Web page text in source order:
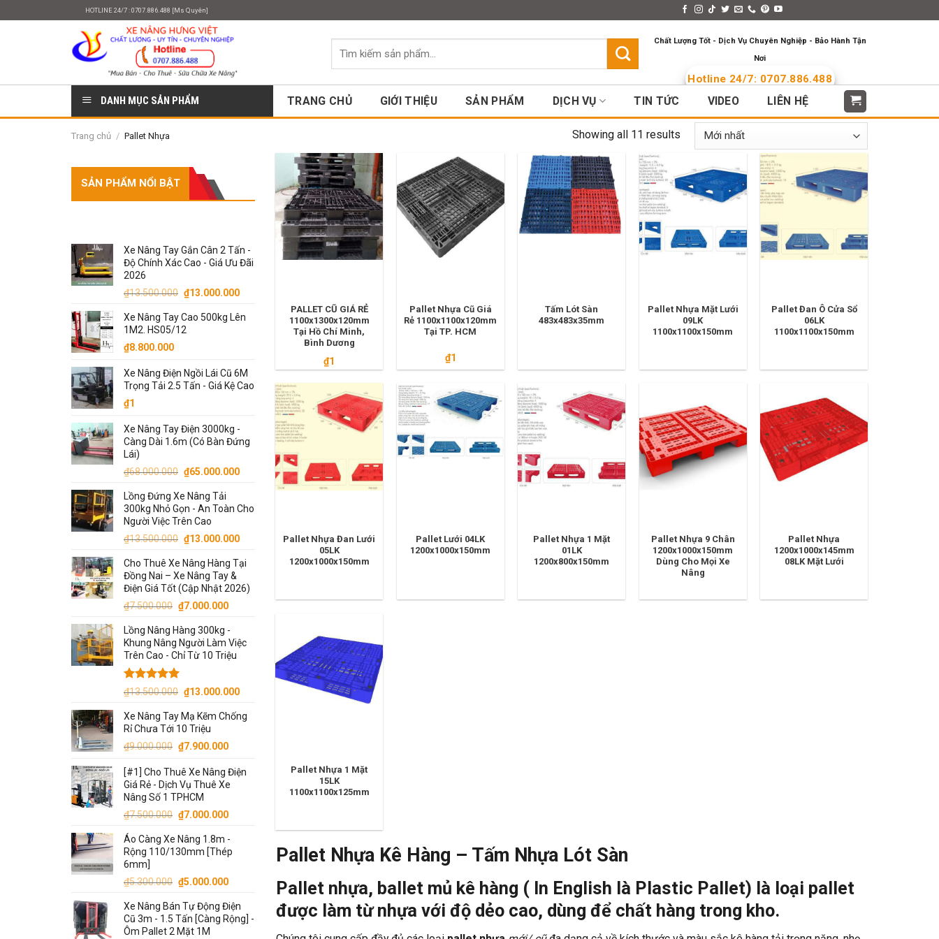
HOTLINE 24/7 : 0707.886.488 [Ms Quyên]
Tìm
Chất Lượng Tốt - Dịch Vụ Chuyên Nghiệp - Bảo Hành Tận
Nơi
Hotline 24/7: 0707.886.488
DANH MỤC SẢN PHẨM
TRANG CHỦ GIỚI THIỆU SẢN PHẨM DỊCH VỤ TIN TỨC VIDEO LIÊN HỆ
Trang chủ / Pallet Nhựa Showing all 11 results
SẢN PHẨM NỔI BẬT
Xe Nâng Tay Gắn Cân 2 Tấn -
Độ Chính Xác Cao - Giá Ưu Đãi
2026
₫13.500.000 Giá
là:
₫13.500.000.
₫13.000.000Giá
tại
Xe Nâng Tay Cao 500kg Lên
1M2. HS05/12
₫8.800.000
Xe Nâng Điện Ngồi Lái Cũ 6M
Trọng Tải 2.5 Tấn - Giá Kệ Cao
₫1
Xe Nâng Tay Điện 3000kg -
Càng Dài 1.6m (Có Bàn Đứng
Lái)
₫68.000.000 Giá
là:
₫68.000.000.
₫65.000.000Giá
là:
Lồng Đứng Xe Nâng Tải
300kg Nhỏ Gọn - An Toàn Cho
Người Việc Trên Cao
₫13.500.000 Giá
là:
₫13.500.000.
₫13.000.000Giá
tại
là:
₫13.000.000.
Cho Thuê Xe Nâng Hàng Tại
Đồng Nai – Xe Nâng Tay &
Điện Giá Tốt (Cập Nhật 2026)
₫7.500.000 Giá
là:
₫7.500.000.
₫7.000.000Giá
tại
là:
₫7.000.000.
Lồng Nâng Hàng 300kg -
Khung Nâng Người Làm Việc
Trên Cao - Chỉ Từ 10 Triệu
Được xếp
hạng
5 sao
₫13.500.000 Giá
là:
₫13.500.000.
₫13.000.000Giá
tại
Xe Nâng Tay Mạ Kẽm Chống
Rỉ Chưa Tới 10 Triệu
₫9.000.000 Giá
là:
₫9.000.000.
₫7.900.000Giá
tại
là:
[#1] Cho Thuê Xe Nâng Điện
Giá Rẻ - Dịch Vụ Thuê Xe
Nâng Số 1 TPHCM
₫7.500.000 Giá
là:
₫7.500.000.
₫7.000.000Giá
tại
là:
Áo Càng Xe Nâng 1.8m -
Rộng 110/130mm [Thép
6mm]
₫5.300.000 Giá
là:
₫5.300.000.
₫5.000.000Giá
tại
là:
Xe Nâng Bán Tự Động Điện
Cũ 3m - 1.5 Tấn [Càng Rộng] -
Ôm Pallet 2 Mặt 1M
PALLET CŨ GIÁ RẺ
1100x1300x120mm
Tại Hồ Chí Minh,
Bình Dương
₫1
Pallet Nhựa Cũ Giá
Rẻ 1100x1100x120mm
Tại TP. HCM
₫1
Tấm Lót Sàn
483x483x35mm
Pallet Nhựa Mặt Lưới
09LK
1100x1100x150mm
Pallet Đan Ô Cửa Sổ
06LK
1100x1100x150mm
Pallet Nhựa Đan Lưới
05LK
1200x1000x150mm
Pallet Lưới 04LK
1200x1000x150mm
Pallet Nhựa 1 Mặt
01LK
1200x800x150mm
Pallet Nhựa 9 Chân
1200x1000x150mm
Dùng Cho Mọi Xe
Nâng
Pallet Nhựa
1200x1000x145mm
08LK Mặt Lưới
Pallet Nhựa 1 Mặt
15LK
1100x1100x125mm
Pallet Nhựa Kê Hàng – Tấm Nhựa Lót Sàn
Pallet nhựa, ballet mủ kê hàng ( In English là Plastic Pallet) là loại pallet
được làm từ nhựa với độ dẻo cao, dùng để chất hàng trong kho.